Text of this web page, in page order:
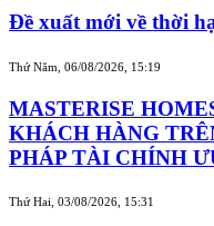
Đề xuất mới về thời
Thứ Năm, 06/08/2026, 15:19
MASTERISE
KHÁCH HÀNG
PHÁP TÀI CHÍNH
Thứ Hai, 03/08/2026, 15:31